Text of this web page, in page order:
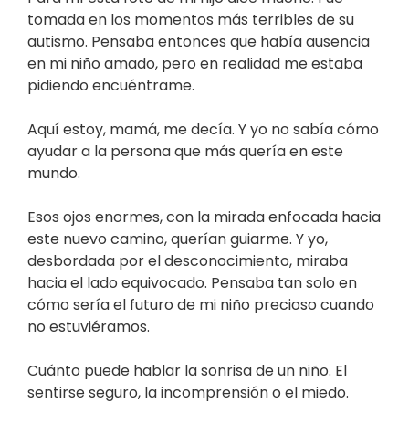
tomada en los momentos más terribles de su
autismo. Pensaba entonces que había ausencia
en mi niño amado, pero en realidad me estaba
pidiendo encuéntrame.
Aquí estoy, mamá, me decía. Y yo no sabía cómo
ayudar a la persona que más quería en este
mundo.
Esos ojos enormes, con la mirada enfocada hacia
este nuevo camino, querían guiarme. Y yo,
desbordada por el desconocimiento, miraba
hacia el lado equivocado. Pensaba tan solo en
cómo sería el futuro de mi niño precioso cuando
no estuviéramos.
Cuánto puede hablar la sonrisa de un niño. El
sentirse seguro, la incomprensión o el miedo.